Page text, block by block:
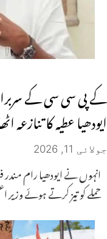
کے پی سی سی کے
ایودھیا عطیہ کا تنازعہ
جولائی 11, 2026
انہوں نے ایودھیا رام مندر
حملے کو تیز کرتے ہوئے